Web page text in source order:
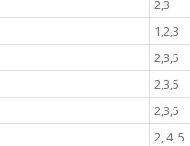
2,3
1,2,3
2,3,5
2,3,5
2,3,5
2, 4, 5